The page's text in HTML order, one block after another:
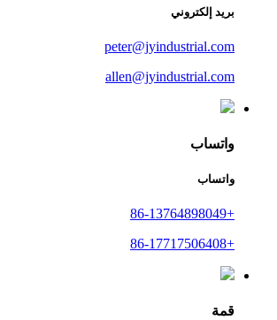
بريد إلكتروني
peter@jyindustrial.com
allen@jyindustrial.com
واتساب
واتساب
+86-13764898049
+86-17717506408
قمة